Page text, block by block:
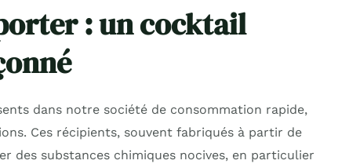
: un cocktail
dans notre société de consommation rapide,
Ces récipients, souvent fabriqués à partir de
des substances chimiques nocives, en particulier